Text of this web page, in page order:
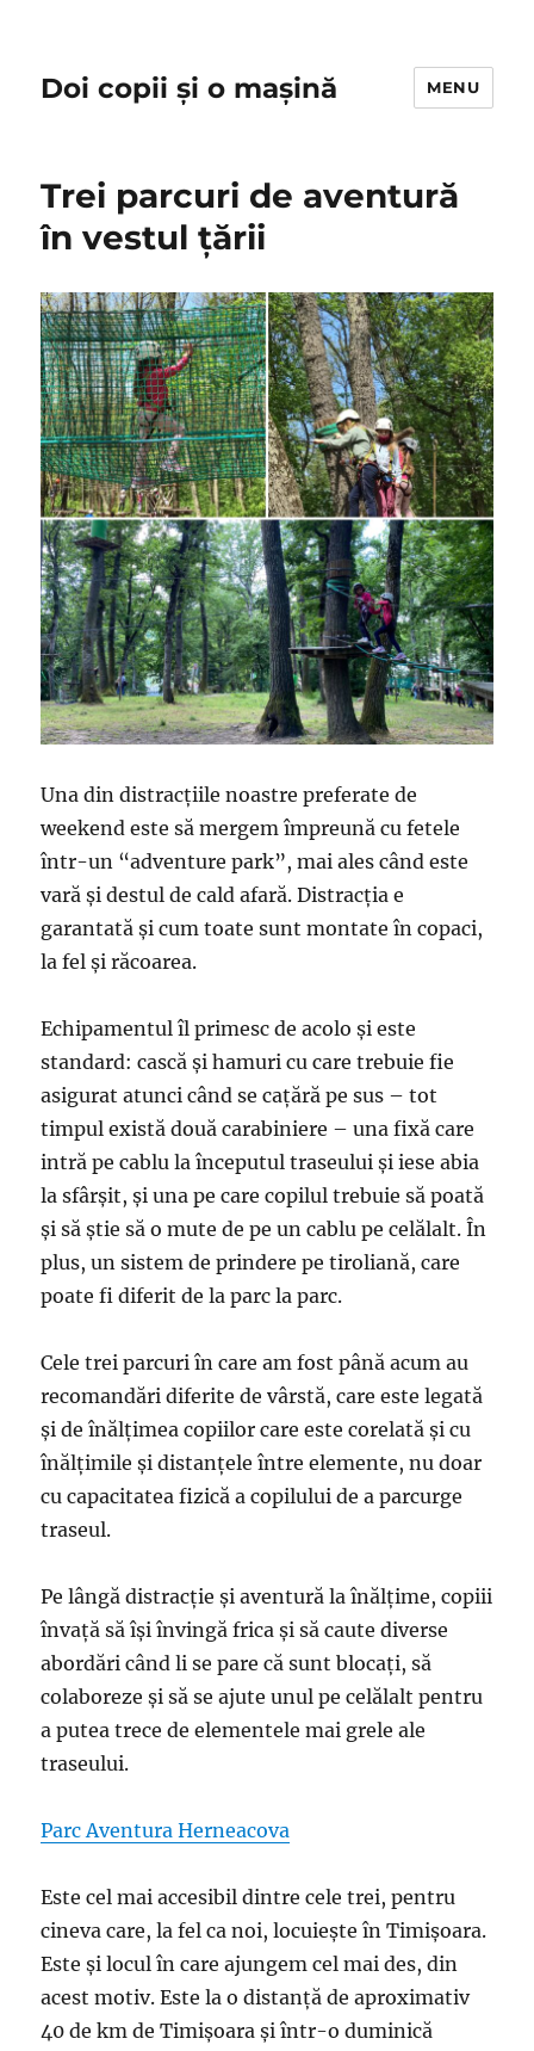
Doi copii și o mașină MENU
Trei parcuri de aventură
în vestul țării
Una din distracțiile noastre preferate de
weekend este să mergem împreună cu fetele
într-un “adventure park”, mai ales când este
vară și destul de cald afară. Distracția e
garantată și cum toate sunt montate în copaci,
la fel și răcoarea.
Echipamentul îl primesc de acolo și este
standard: cască și hamuri cu care trebuie fie
asigurat atunci când se cațără pe sus – tot
timpul există două carabiniere – una fixă care
intră pe cablu la începutul traseului și iese abia
la sfârșit, și una pe care copilul trebuie să poată
și să știe să o mute de pe un cablu pe celălalt. În
plus, un sistem de prindere pe tiroliană, care
poate fi diferit de la parc la parc.
Cele trei parcuri în care am fost până acum au
recomandări diferite de vârstă, care este legată
și de înălțimea copiilor care este corelată și cu
înălțimile și distanțele între elemente, nu doar
cu capacitatea fizică a copilului de a parcurge
traseul.
Pe lângă distracție și aventură la înălțime, copiii
învață să își învingă frica și să caute diverse
abordări când li se pare că sunt blocați, să
colaboreze și să se ajute unul pe celălalt pentru
a putea trece de elementele mai grele ale
traseului.
Parc Aventura Herneacova
Este cel mai accesibil dintre cele trei, pentru
cineva care, la fel ca noi, locuiește în Timișoara.
Este și locul în care ajungem cel mai des, din
acest motiv. Este la o distanță de aproximativ
40 de km de Timișoara și într-o duminică